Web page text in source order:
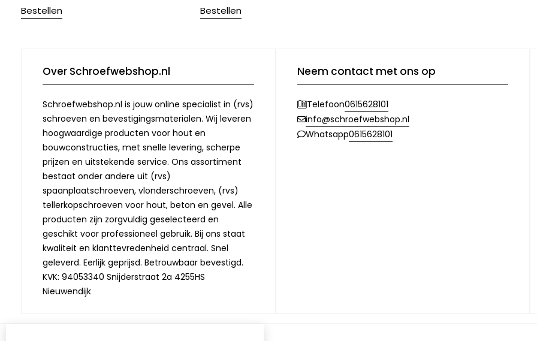
Bestellen
Bestellen
Over Schroefwebshop.nl
Schroefwebshop.nl is jouw online specialist in (rvs)
schroeven en bevestigingsmaterialen. Wij leveren
hoogwaardige producten voor hout en
bouwconstructies, met snelle levering, scherpe
prijzen en uitstekende service. Ons assortiment
bestaat onder andere uit (rvs)
spaanplaatschroeven, vlonderschroeven, (rvs)
tellerkopschroeven voor hout, beton en gevel. Alle
producten zijn zorgvuldig geselecteerd en
geschikt voor professioneel gebruik. Bij ons staat
kwaliteit en klanttevredenheid centraal. Snel
geleverd. Eerlijk geprijsd. Betrouwbaar bevestigd.
KVK: 94053340 Snijderstraat 2a 4255HS
Nieuwendijk
Neem contact met ons op
Telefoon0615628101
info@schroefwebshop.nl
Whatsapp0615628101